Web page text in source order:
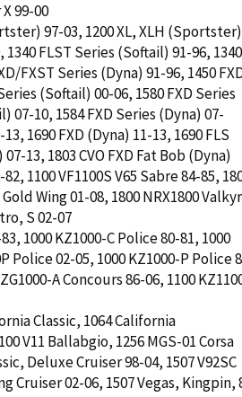
99-00
97-03, 1200 XL, XLH (Sportster)
FLST Series (Softail) 91-96, 1340
FXST Series (Dyna) 91-96, 1450
(Softail) 00-06, 1580 FXD Series
07-10, 1584 FXD Series (Dyna) 07-
1690 FXD (Dyna) 11-13, 1690 FLS
13, 1803 CVO FXD Fat Bob (Dyna)
1100 VF1100S V65 Sabre 84-85,
Wing 01-08, 1800 NRX1800
S 02-07
1000 KZ1000-C Police 80-81, 1000
Police 02-05, 1000 KZ1000-P Police
A Concours 86-06, 1100
Classic, 1064 California
V11 Ballabgio, 1256 MGS-01 Corsa
Deluxe Cruiser 98-04, 1507 V92SC
Cruiser 02-06, 1507 Vegas, Kingpin,